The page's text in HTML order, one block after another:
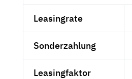
Leasingrate
Sonderzahlung
Leasingfaktor